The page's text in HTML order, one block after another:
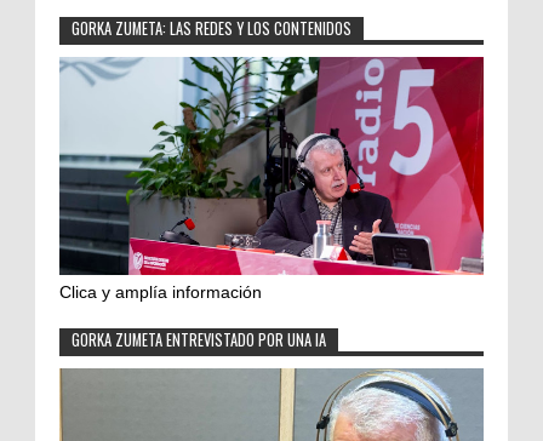
GORKA ZUMETA: LAS REDES Y LOS CONTENIDOS
Clica y amplía información
GORKA ZUMETA ENTREVISTADO POR UNA IA